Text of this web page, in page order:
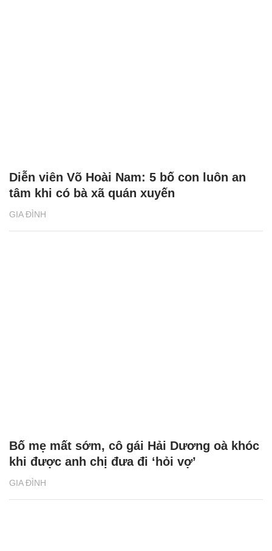
GIA ĐÌNH
Diễn viên Võ Hoài Nam: 5 bố con luôn an
tâm khi có bà xã quán xuyến
GIA ĐÌNH
Bố mẹ mất sớm, cô gái Hải Dương oà khóc
khi được anh chị đưa đi ‘hỏi vợ’